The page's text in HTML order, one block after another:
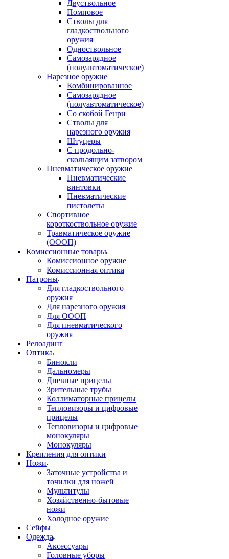
Двуствольное
Помповое
Стволы для
гладкоствольного
оружия
Одноствольное
Самозарядное
(полуавтоматическое)
Нарезное оружие
Комбинированное
Самозарядное
(полуавтоматическое)
Со скобой Генри
Стволы для
нарезного оружия
Штуцеры
С продольно-
скользящим затвором
Пневматическое оружие
Пневматические
винтовки
Пневматические
пистолеты
Спортивное
короткоствольное оружие
Травматическое оружие
(ОООП)
Комиссионные товары
Комиссионное оружие
Комиссионная оптика
Патроны
Для гладкоствольного
оружия
Для нарезного оружия
Для ОООП
Для пневматического
оружия
Релоадинг
Оптика
Бинокли
Дальномеры
Дневные прицелы
Зрительные трубы
Коллиматорные прицелы
Тепловизоры и цифровые
прицелы
Тепловизоры и цифровые
монокуляры
Монокуляры
Крепления для оптики
Ножи
Заточные устройства и
точилки для ножей
Мультитулы
Хозяйственно-бытовые
ножи
Холодное оружие
Сейфы
Одежда
Аксессуары
Головные уборы